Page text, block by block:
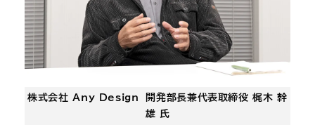
株式会社 Any Design 開発部長兼代表取締役 梶木 幹
雄 氏